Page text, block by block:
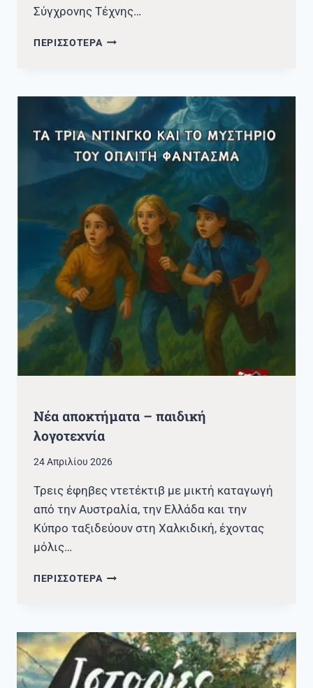
Σύγχρονης Τέχνης…
ΠΕΡΙΣΣΟΤΕΡΑ ΝΈΑ
ΛΟΓΟΤΕΧΝΊΑ
Νέα αποκτήματα – παιδική
λογοτεχνία
24 Απριλίου 2026
Τρεις έφηβες ντετέκτιβ με μικτή καταγωγή
από την Αυστραλία, την Ελλάδα και την
Κύπρο ταξιδεύουν στη Χαλκιδική, έχοντας
μόλις…
ΠΕΡΙΣΣΟΤΕΡΑ ΝΈΑ
ΛΟΓΟΤΕΧΝΊΑ